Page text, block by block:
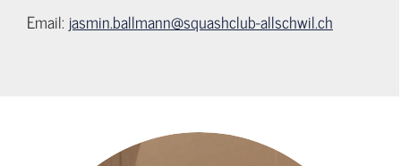
Email: jasmin.ballmann@squashclub-allschwil.ch